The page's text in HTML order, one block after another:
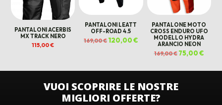
PANTALONI ACERBIS
MX TRACK NERO
115,00€
PANTALONI LEATT
OFF-ROAD 4.5
169,00€ Il
prezzo
120,00€Il
prezzo
PANTALONE MOTO
CROSS ENDURO UFO
MODELLO HYDRA
ARANCIO NEON
169,00€ Il
prezzo
169,00 €.
75,00€Il
75,00
VUOI SCOPRIRE LE NOSTRE
MIGLIORI OFFERTE?